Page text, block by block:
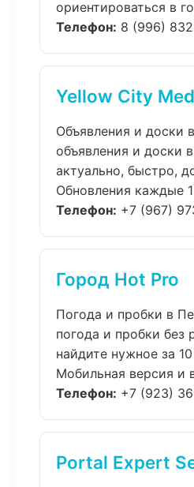
ориентироваться в
Телефон: 8 (996)
Yellow City
Объявления и доски
объявления и доски
актуально, быстро,
Обновления каждые
Телефон: +7 (967)
Город Hot Pro
Погода и пробки в
погода и пробки без
найдите нужное за
Мобильная версия и
Телефон: +7 (923)
Portal Expert